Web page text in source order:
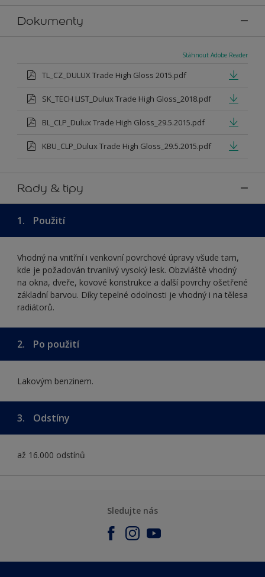
Dokumenty
Stáhnout Adobe Reader
TL_CZ_DULUX Trade High Gloss 2015.pdf
SK_TECH LIST_Dulux Trade High Gloss_2018.pdf
BL_CLP_Dulux Trade High Gloss_29.5.2015.pdf
KBU_CLP_Dulux Trade High Gloss_29.5.2015.pdf
Rady & tipy
1. Použití
Vhodný na vnitřní i venkovní povrchové úpravy všude tam,
kde je požadován trvanlivý vysoký lesk. Obzvláště vhodný
na okna, dveře, kovové konstrukce a další povrchy ošetřené
základní barvou. Díky tepelné odolnosti je vhodný i na tělesa
radiátorů.
2. Po použití
Lakovým benzinem.
3. Odstíny
až 16.000 odstínů
Sledujte nás